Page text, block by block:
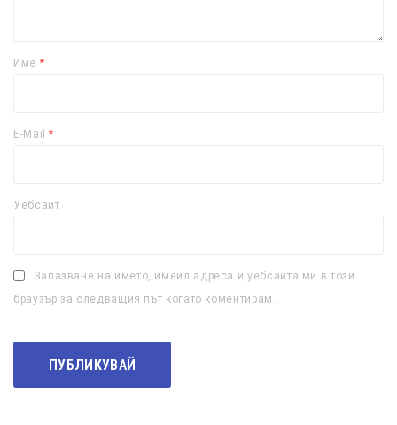
Име *
E-Mail*
Уебсайт
Запазване на името, имейл адреса и уебсайта ми в този
браузър за следващия път когато коментирам.